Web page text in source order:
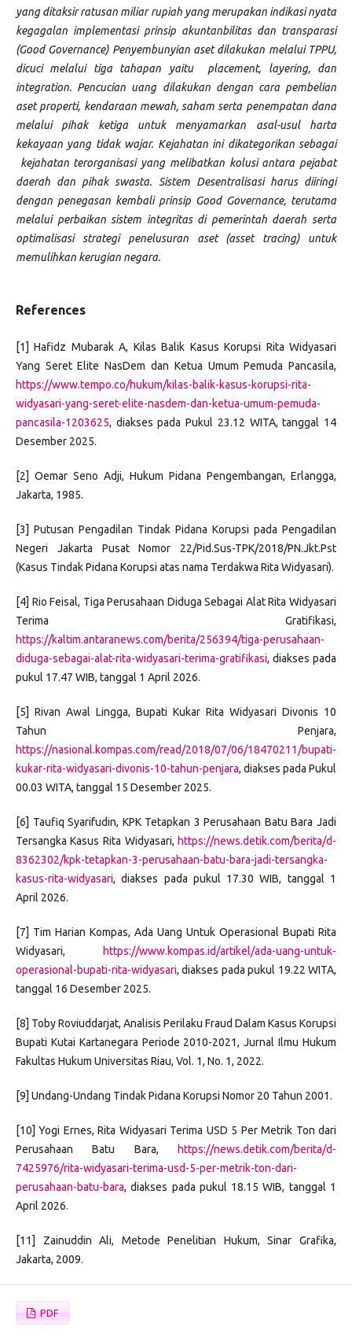
yang ditaksir ratusan miliar rupiah yang merupakan indikasi nyata
kegagalan implementasi prinsip akuntanbilitas dan transparasi
(Good Governance) Penyembunyian aset dilakukan melalui TPPU,
dicuci melalui tiga tahapan yaitu placement, layering, dan
integration. Pencucian uang dilakukan dengan cara pembelian
aset properti, kendaraan mewah, saham serta penempatan dana
melalui pihak ketiga untuk menyamarkan asal-usul harta
kekayaan yang tidak wajar. Kejahatan ini dikategorikan sebagai
kejahatan terorganisasi yang melibatkan kolusi antara pejabat
daerah dan pihak swasta. Sistem Desentralisasi harus diiringi
dengan penegasan kembali prinsip Good Governance, terutama
melalui perbaikan sistem integritas di pemerintah daerah serta
optimalisasi strategi penelusuran aset (asset tracing) untuk
memulihkan kerugian negara.
References
[1] Hafidz Mubarak A, Kilas Balik Kasus Korupsi Rita Widyasari
Yang Seret Elite NasDem dan Ketua Umum Pemuda Pancasila,
https://www.tempo.co/hukum/kilas-balik-kasus-korupsi-rita-
widyasari-yang-seret-elite-nasdem-dan-ketua-umum-pemuda-
pancasila-1203625, diakses pada Pukul 23.12 WITA, tanggal 14
Desember 2025.
[2] Oemar Seno Adji, Hukum Pidana Pengembangan, Erlangga,
Jakarta, 1985.
[3] Putusan Pengadilan Tindak Pidana Korupsi pada Pengadilan
Negeri Jakarta Pusat Nomor 22/Pid.Sus-TPK/2018/PN.Jkt.Pst
(Kasus Tindak Pidana Korupsi atas nama Terdakwa Rita Widyasari).
[4] Rio Feisal, Tiga Perusahaan Diduga Sebagai Alat Rita Widyasari
Terima Gratifikasi,
https://kaltim.antaranews.com/berita/256394/tiga-perusahaan-
diduga-sebagai-alat-rita-widyasari-terima-gratifikasi, diakses pada
pukul 17.47 WIB, tanggal 1 April 2026.
[5] Rivan Awal Lingga, Bupati Kukar Rita Widyasari Divonis 10
Tahun Penjara,
https://nasional.kompas.com/read/2018/07/06/18470211/bupati-
kukar-rita-widyasari-divonis-10-tahun-penjara, diakses pada Pukul
00.03 WITA, tanggal 15 Desember 2025.
[6] Taufiq Syarifudin, KPK Tetapkan 3 Perusahaan Batu Bara Jadi
Tersangka Kasus Rita Widyasari, https://news.detik.com/berita/d-
8362302/kpk-tetapkan-3-perusahaan-batu-bara-jadi-tersangka-
kasus-rita-widyasari, diakses pada pukul 17.30 WIB, tanggal 1
April 2026.
[7] Tim Harian Kompas, Ada Uang Untuk Operasional Bupati Rita
Widyasari,
https://www.kompas.id/artikel/ada-uang-untuk-
operasional-bupati-rita-widyasari, diakses pada pukul 19.22 WITA,
tanggal 16 Desember 2025.
[8] Toby Roviuddarjat, Analisis Perilaku Fraud Dalam Kasus Korupsi
Bupati Kutai Kartanegara Periode 2010-2021, Jurnal Ilmu Hukum
Fakultas Hukum Universitas Riau, Vol. 1, No. 1, 2022.
[9] Undang-Undang Tindak Pidana Korupsi Nomor 20 Tahun 2001.
[10] Yogi Ernes, Rita Widyasari Terima USD 5 Per Metrik Ton dari
Perusahaan Batu Bara,
https://news.detik.com/berita/d-
7425976/rita-widyasari-terima-usd-5-per-metrik-ton-dari-
perusahaan-batu-bara, diakses pada pukul 18.15 WIB, tanggal 1
April 2026.
[11] Zainuddin Ali, Metode Penelitian Hukum, Sinar Grafika,
Jakarta, 2009.
PDF